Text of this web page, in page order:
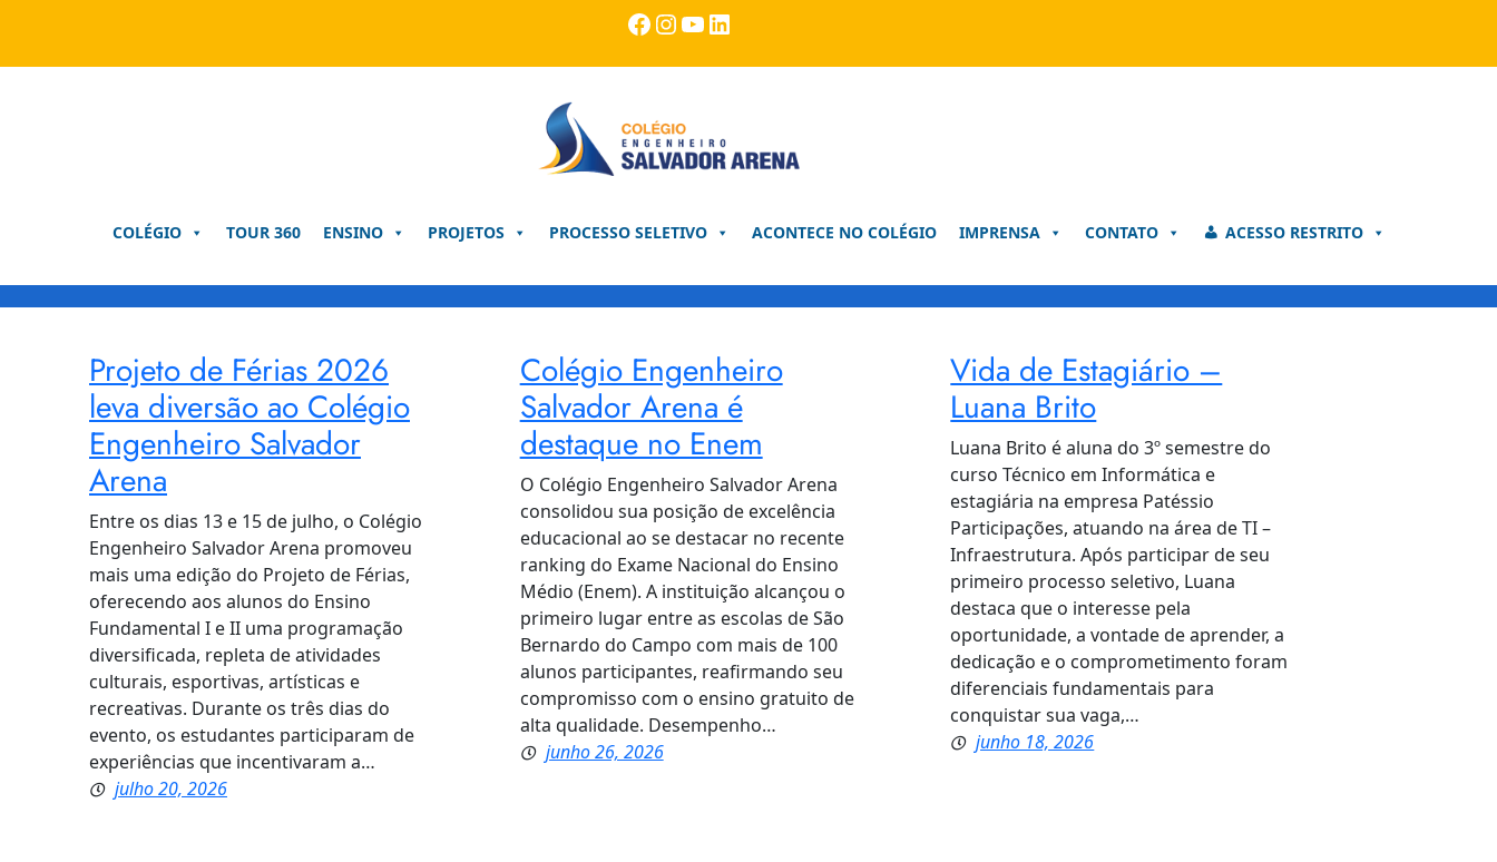
o
Facebook
Instagram
Youtube
LinkedIn
COLÉGIO TOUR 360 ENSINO PROJETOS PROCESSO SELETIVO ACONTECE NO COLÉGIO IMPRENSA CONTATO ACESSO RESTRITO
Projeto de Férias 2026
leva diversão ao Colégio
Engenheiro Salvador
Arena
Entre os dias 13 e 15 de julho, o Colégio
Engenheiro Salvador Arena promoveu
mais uma edição do Projeto de Férias,
oferecendo aos alunos do Ensino
Fundamental I e II uma programação
diversificada, repleta de atividades
culturais, esportivas, artísticas e
recreativas. Durante os três dias do
evento, os estudantes participaram de
experiências que incentivaram a…
julho 20, 2026
Colégio Engenheiro
Salvador Arena é
destaque no Enem
O Colégio Engenheiro Salvador Arena
consolidou sua posição de excelência
educacional ao se destacar no recente
ranking do Exame Nacional do Ensino
Médio (Enem). A instituição alcançou o
primeiro lugar entre as escolas de São
Bernardo do Campo com mais de 100
alunos participantes, reafirmando seu
compromisso com o ensino gratuito de
alta qualidade. Desempenho…
junho 26, 2026
Vida de Estagiário –
Luana Brito
Luana Brito é aluna do 3º semestre do
curso Técnico em Informática e
estagiária na empresa Patéssio
Participações, atuando na área de TI –
Infraestrutura. Após participar de seu
primeiro processo seletivo, Luana
destaca que o interesse pela
oportunidade, a vontade de aprender, a
dedicação e o comprometimento foram
diferenciais fundamentais para
conquistar sua vaga,…
junho 18, 2026